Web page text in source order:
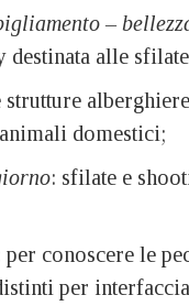
–
alle
strutture
domestici;
: sfilate e
per conoscere le
per